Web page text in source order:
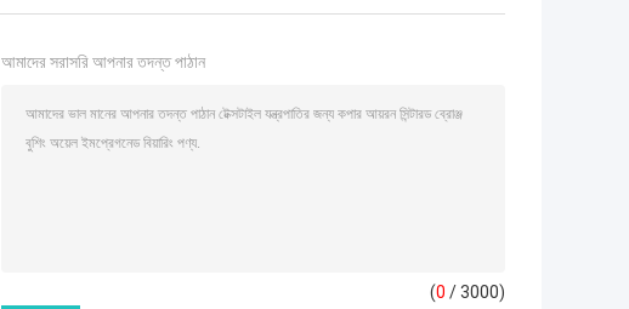
আমাদের সরাসরি আপনার তদন্ত পাঠান
(0 / 3000)